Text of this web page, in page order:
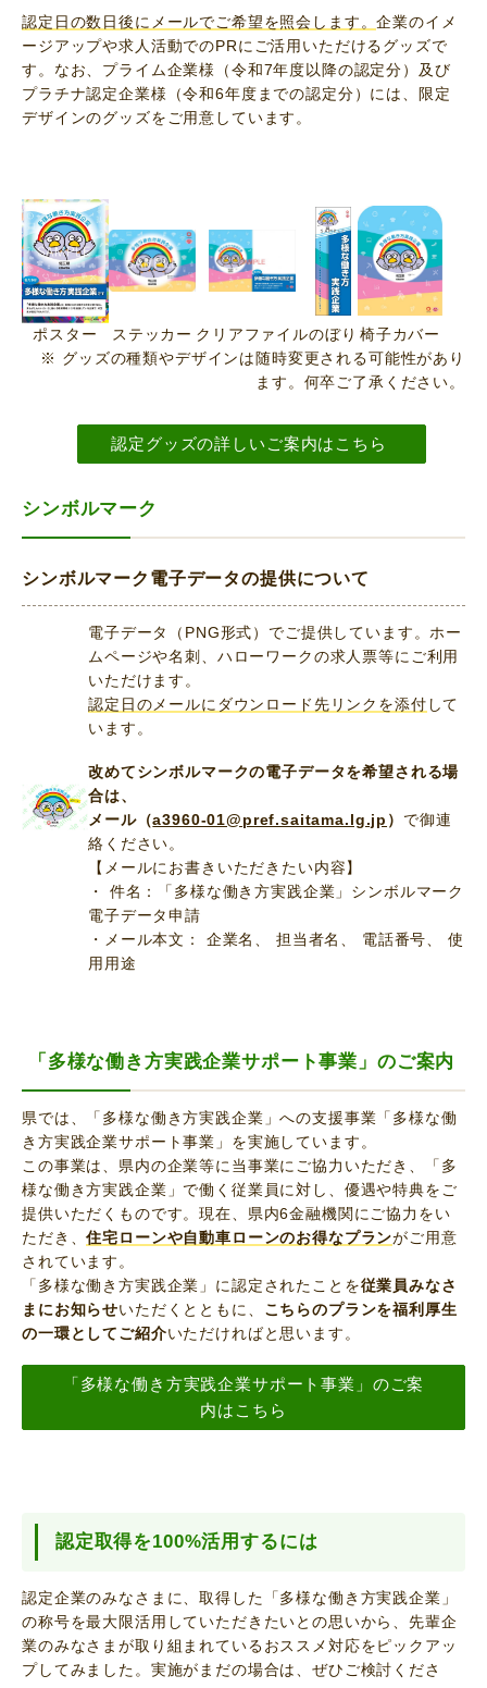
認定日の数日後にメールでご希望を照会します。企業のイメ
ージアップや求人活動でのPRにご活用いただけるグッズで
す。なお、プライム企業様（令和7年度以降の認定分）及び
プラチナ認定企業様（令和6年度までの認定分）には、限定
デザインのグッズをご用意しています。
ポスター ステッカー クリアファイルのぼり 椅子カバー
※ グッズの種類やデザインは随時変更される可能性があり
ます。何卒ご了承ください。
認定グッズの詳しいご案内はこちら
シンボルマーク
シンボルマーク電子データの提供について
電子データ（PNG形式）でご提供しています。ホー
ムページや名刺、ハローワークの求人票等にご利用
いただけます。
認定日のメールにダウンロード先リンクを添付 して
います。
改めてシンボルマークの電子データを希望される場
合は、
メール（a3960-01@pref.saitama.lg.jp ） で御連
絡ください。
【メールにお書きいただきたい内容】
・ 件名：「多様な働き方実践企業」シンボルマーク
電子データ申請
・メール本文： 企業名、 担当者名、 電話番号、 使
用用途
「多様な働き方実践企業サポート事業」のご案内
県では、「多様な働き方実践企業」への支援事業「多様な働
き方実践企業サポート事業」を実施しています。
この事業は、県内の企業等に当事業にご協力いただき、「多
様な働き方実践企業」で働く従業員に対し、優遇や特典をご
提供いただくものです。現在、県内6金融機関にご協力をい
ただき、住宅ローンや自動車ローンのお得なプランがご用意
されています。
「多様な働き方実践企業」に認定されたことを従業員みなさ
まにお知らせいただくとともに、 こちらのプランを福利厚生
の一環としてご紹介いただければと思います。
「多様な働き方実践企業サポート事業」のご案
内はこちら
認定取得を100%活用するには
認定企業のみなさまに、取得した「多様な働き方実践企業」
の称号を最大限活用していただきたいとの思いから、先輩企
業のみなさまが取り組まれているおススメ対応をピックアッ
プしてみました。実施がまだの場合は、ぜひご検討くださ